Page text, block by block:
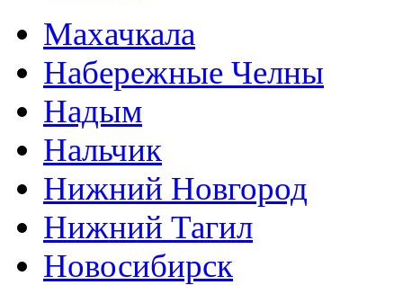
Махачкала
Набережные Челны
Надым
Нальчик
Нижний Новгород
Нижний Тагил
Новосибирск